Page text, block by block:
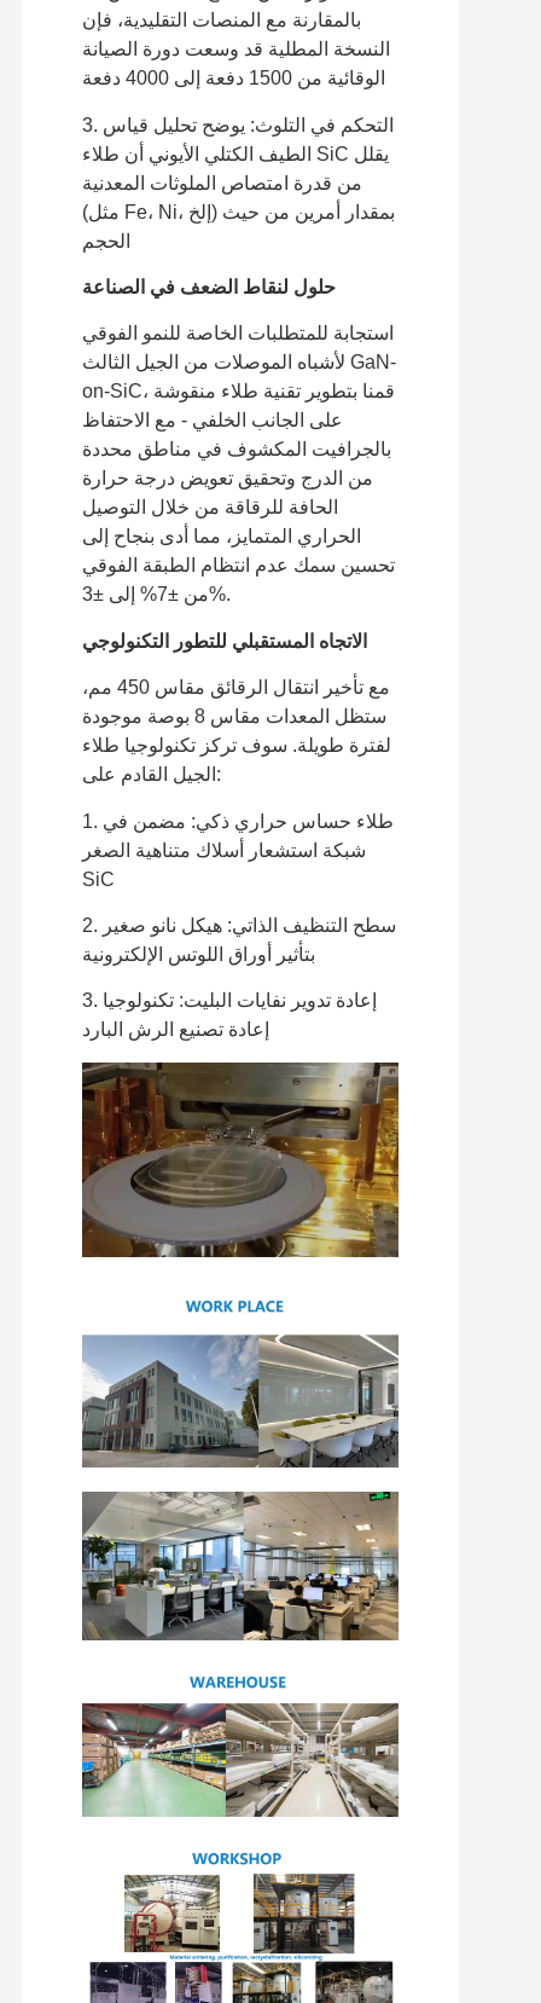
بالمقارنة مع المنصات التقليدية، فإن
النسخة المطلية قد وسعت دورة الصيانة
3. التحكم في التلوث: يوضح تحليل قياس
الطيف الكتلي الأيوني أن طلاء SiC يقلل
من قدرة امتصاص الملوثات المعدنية
(مثل Fe، Ni، إلخ) بمقدار أمرين من حيث
حلول لنقاط الضعف في الصناعة
استجابة للمتطلبات الخاصة للنمو الفوقي
لأشباه الموصلات من الجيل الثالث GaN-
on-SiC، قمنا بتطوير تقنية طلاء منقوشة
على الجانب الخلفي - مع الاحتفاظ
بالجرافيت المكشوف في مناطق محددة
من الدرج وتحقيق تعويض درجة حرارة
الحافة للرقاقة من خلال التوصيل
الحراري المتمايز، مما أدى بنجاح إلى
تحسين سمك عدم انتظام الطبقة الفوقي
من ±7% إلى ±3%.
الاتجاه المستقبلي للتطور التكنولوجي
مع تأخير انتقال الرقائق مقاس 450 مم،
ستظل المعدات مقاس 8 بوصة موجودة
لفترة طويلة. سوف تركز تكنولوجيا طلاء
الجيل القادم على:
1. طلاء حساس حراري ذكي: مضمن في
شبكة استشعار أسلاك متناهية الصغر
SiC
2. سطح التنظيف الذاتي: هيكل نانو صغير
3. إعادة تدوير نفايات البليت: تكنولوجيا